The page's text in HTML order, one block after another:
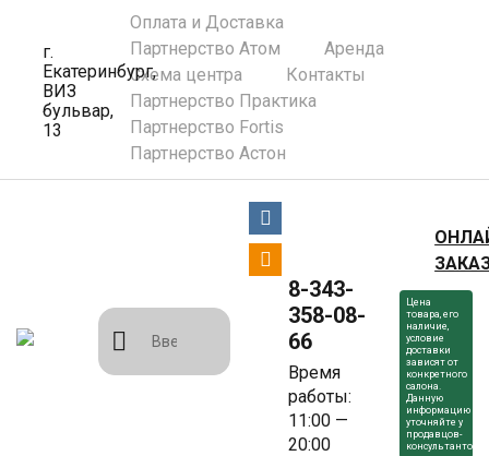
г.
Екатеринбург,
ВИЗ
бульвар,
13
Оплата и Доставка
Партнерство Атом
Аренда
Схема центра
Контакты
Партнерство Практика
Партнерство Fortis
Партнерство Астон
8-343-
358-08-
66
Время
работы:
11:00 —
20:00
Цена
товара, его
наличие,
условие
доставки
зависят от
конкретного
салона.
Данную
информацию
уточняйте у
продавцов-
консультантов.